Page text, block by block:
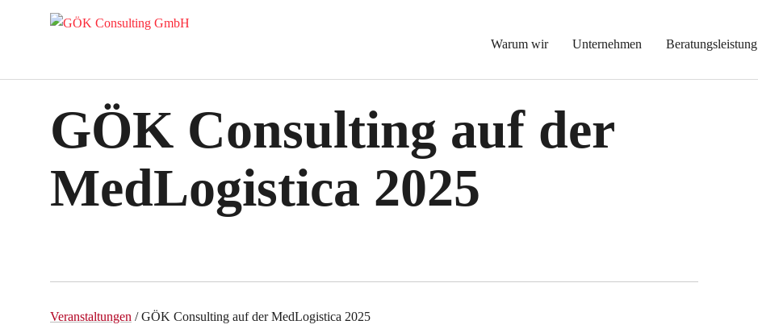
Warum wir Unternehmen Beratungsleistung
GÖK Consulting auf der
MedLogistica 2025
Veranstaltungen / GÖK Consulting auf der MedLogistica 2025